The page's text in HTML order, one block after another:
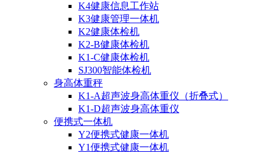
K4健康信息工作站
K3健康管理一体机
K2健康体检机
K2-B健康体检机
K1-C健康体检机
SJ300智能体检机
身高体重秤
K1-A超声波身高体重仪（折叠式）
K1-D超声波身高体重仪
便携式一体机
Y2便携式健康一体机
Y1便携式健康一体机